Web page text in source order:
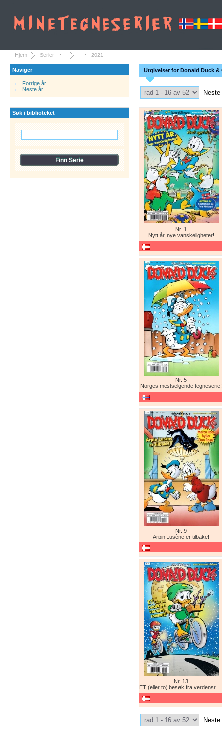
Hjem Serier 2021
Naviger
Forrige år
Neste år
Søk i biblioteket
Utgivelser for Donald Duck &
Select Pagination
Neste
Nr. 1
Nytt år, nye vanskeligheter!
Nr. 5
Norges mestselgende tegneserie!
Nr. 9
Arpin Lusène er tilbake!
Nr. 13
ET (eller to) besøk fra verdensrommet!
Select Pagination
Neste